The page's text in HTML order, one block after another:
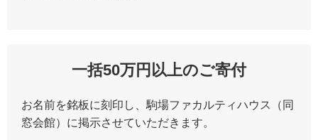
一括50万円以上のご寄付
お名前を銘板に刻印し、駒場ファカルティハウス（同
窓会館）に掲示させていただきます。